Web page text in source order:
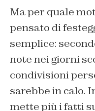
Ma per quale
pensato di
semplice:
note nei giorni
condivisioni
sarebbe in calo.
mette più i fatti